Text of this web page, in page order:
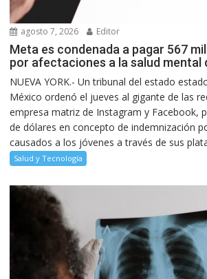
agosto 7, 2026 Editor
Meta es condenada a pagar 567
por afectaciones a la salud mental
NUEVA YORK.- Un tribunal del estado
México ordenó el jueves al gigante de las
empresa matriz de Instagram y Facebook,
de dólares en concepto de indemnización
causados a los jóvenes a través de sus
Salud y Tecnología